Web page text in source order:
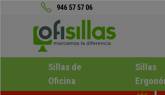
946 57 57 06
Sillas de
Oficina
Sillas